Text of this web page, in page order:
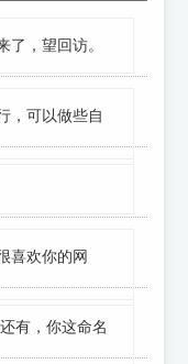
了，望回访。
，可以做些自
喜欢你的网
有，你这命名